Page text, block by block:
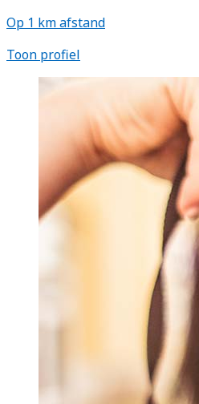
Op 1 km afstand
Toon profiel